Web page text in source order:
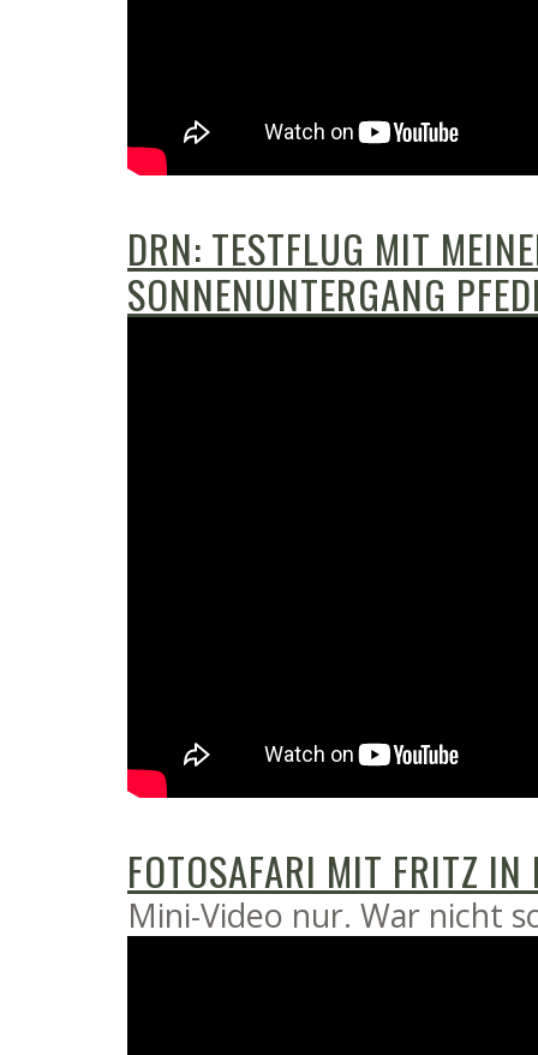
DRN: TESTFLUG MIT
SONNENUNTERGANG
FOTOSAFARI MIT FRITZ
Mini-Video nur. War nicht